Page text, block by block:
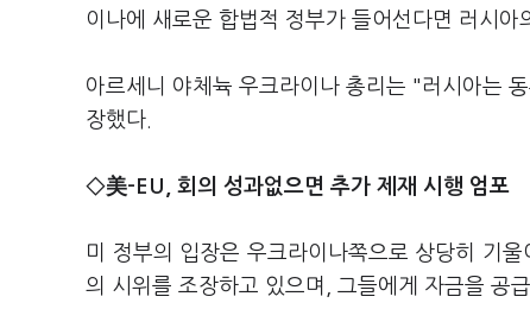
이나에 새로운 합법적 정부가 들어선다면 러시
아르세니 야체뉵 우크라이나 총리는 "러시아는
장했다.
◇美-EU, 회의 성과없으면 추가 제재 시행 엄포
미 정부의 입장은 우크라이나쪽으로 상당히 기
의 시위를 조장하고 있으며, 그들에게 자금을 공